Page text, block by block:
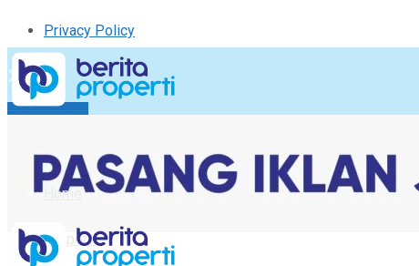
Privacy Policy
Kirim Tulisan
Logout
Home
Properti